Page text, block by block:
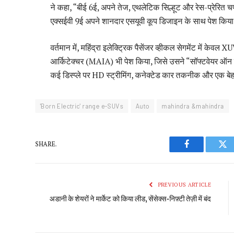
ने कहा, “बीई 6ई, अपने तेज, एथलेटिक सिल्हूट और रेस-प्रेरित
एक्सईवी 9ई अपने शानदार एसयूवी कूप डिजाइन के साथ पेश
वर्तमान में, महिंद्रा इलेक्ट्रिक पैसेंजर व्हीकल सेगमेंट में केवल
आर्किटेक्चर (MAIA) भी पेश किया, जिसे उसने “सॉफ्टवेयर ऑन
कई डिस्प्ले पर HD स्ट्रीमिंग, कनेक्टेड कार तकनीक और एक
'Born Electric' range e-SUVs Auto mahindra &mahindra
SHARE.
Facebook
PREVIOUS ARTICLE
अडानी के शेयरों ने मार्केट को किया लीड, सेंसेक्स-निफ़्टी तेज़ी में बंद